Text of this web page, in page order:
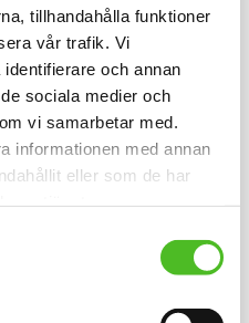
tillhandahålla funktioner
vår trafik. Vi
och annan
sociala medier och
vi samarbetar med.
informationen med annan
eller som de har
Pannband i kraftig Bomull /
Elastan med ett siluettmotiv av